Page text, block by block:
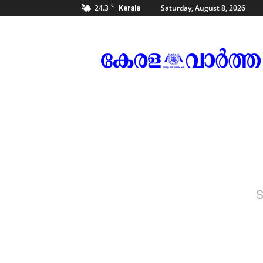
24.3 C Kerala Saturday, August 8, 2026
Vartha